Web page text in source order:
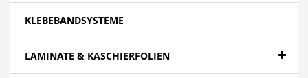
KLEBEBANDSYSTEME
LAMINATE & KASCHIERFOLIEN